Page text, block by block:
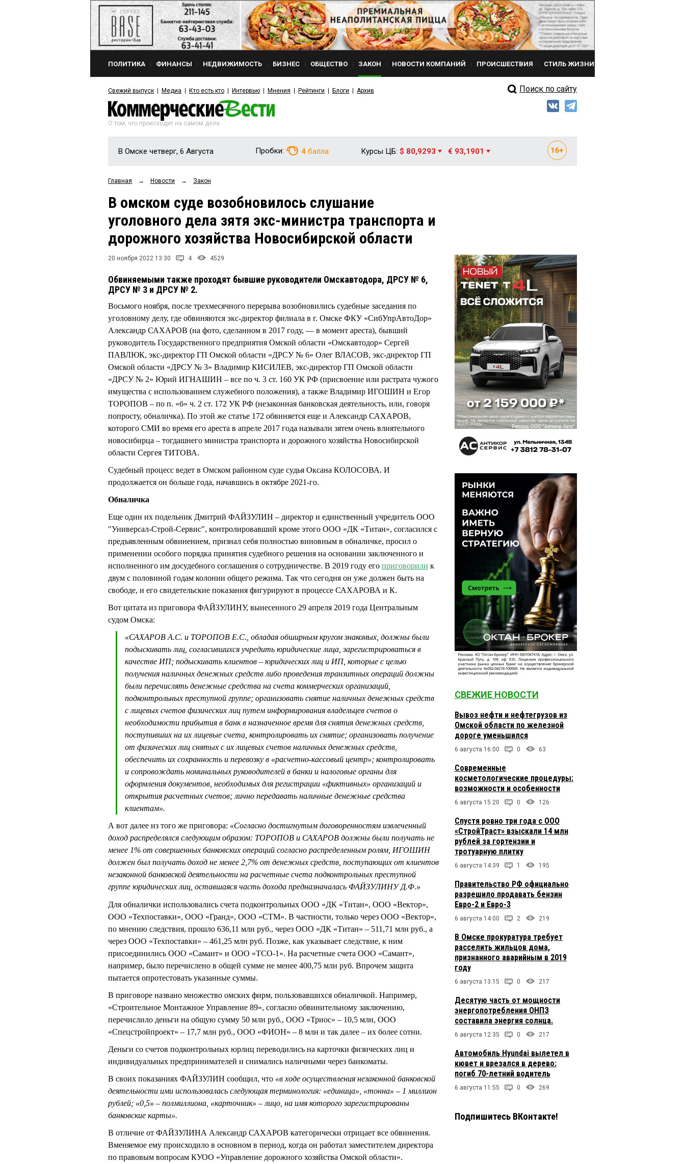
ПОЛИТИКА ФИНАНСЫ НЕДВИЖИМОСТЬ БИЗНЕС ОБЩЕСТВО ЗАКОН НОВОСТИ КОМПАНИЙ ПРОИСШЕСТВИЯ СТИЛЬ ЖИЗНИ
Свежий выпуск Медиа Кто есть кто Интервью Мнения Рейтинги Блоги Архив Поиск по сайту
О том, что происходит на самом деле
В Омске четверг, 6 Августа Пробки: 4 балла Курсы ЦБ: $ 80,9293 € 93,1901
Главная → Новости → Закон
В омском суде возобновилось слушание
уголовного дела зятя экс-министра транспорта и
дорожного хозяйства Новосибирской области
20 ноября 2022 13:30 4 4529
Обвиняемыми также проходят бывшие руководители Омскавтодора, ДРСУ № 6,
ДРСУ № 3 и ДРСУ № 2.
Восьмого ноября, после трехмесячного перерыва возобновились судебные заседания по
уголовному делу, где обвиняются экс-директор филиала в г. Омске ФКУ «СибУпрАвтоДор»
Александр САХАРОВ (на фото, сделанном в 2017 году, — в момент ареста), бывший
руководитель Государственного предприятия Омской области «Омскавтодор» Сергей
ПАВЛЮК, экс-директор ГП Омской области «ДРСУ № 6» Олег ВЛАСОВ, экс-директор ГП
Омской области «ДРСУ № 3» Владимир КИСИЛЕВ, экс-директор ГП Омской области
«ДРСУ № 2» Юрий ИГНАШИН – все по ч. 3 ст. 160 УК РФ (присвоение или растрата чужого
имущества с использованием служебного положения), а также Владимир ИГОШИН и Егор
ТОРОПОВ – по п. «б» ч. 2 ст. 172 УК РФ (незаконная банковская деятельность, или, говоря
попросту, обналичка). По этой же статье 172 обвиняется еще и Александр САХАРОВ,
которого СМИ во время его ареста в апреле 2017 года называли зятем очень влиятельного
новосибирца – тогдашнего министра транспорта и дорожного хозяйства Новосибирской
области Сергея ТИТОВА.
Судебный процесс ведет в Омском районном суде судья Оксана КОЛОСОВА. И
продолжается он больше года, начавшись в октябре 2021-го.
Обналичка
Еще один их подельник Дмитрий ФАЙЗУЛИН – директор и единственный учредитель ООО
"Универсал-Строй-Сервис", контролировавший кроме этого ООО «ДК «Титан», согласился с
предъявленным обвинением, признал себя полностью виновным в обналичке, просил о
применении особого порядка принятия судебного решения на основании заключенного и
исполненного им досудебного соглашения о сотрудничестве. В 2019 году его приговорили к
двум с половиной годам колонии общего режима. Так что сегодня он уже должен быть на
свободе, и его свидетельские показания фигурируют в процессе САХАРОВА и К.
Вот цитата из приговора ФАЙЗУЛИНУ, вынесенного 29 апреля 2019 года Центральным
судом Омска:
«САХАРОВ А.С. и ТОРОПОВ Е.С., обладая обширным кругом знакомых, должны были
подыскивать лиц, согласившихся учредить юридические лица, зарегистрироваться в
качестве ИП; подыскивать клиентов – юридических лиц и ИП, которые с целью
получения наличных денежных средств либо проведения транзитных операций должны
были перечислять денежные средства на счета коммерческих организаций,
подконтрольных преступной группе; организовать снятие наличных денежных средств
с лицевых счетов физических лиц путем информирования владельцев счетов о
необходимости прибытия в банк в назначенное время для снятия денежных средств,
поступивших на их лицевые счета, контролировать их снятие; организовать получение
от физических лиц снятых с их лицевых счетов наличных денежных средств,
обеспечить их сохранность и перевозку в «расчетно-кассовый центр»; контролировать
и сопровождать номинальных руководителей в банки и налоговые органы для
оформления документов, необходимых для регистрации «фиктивных» организаций и
открытия расчетных счетов; лично передавать наличные денежные средства
клиентам».
А вот далее из того же приговора: «Согласно достигнутым договоренностям извлеченный
доход распределялся следующим образом: ТОРОПОВ и САХАРОВ должны были получать не
менее 1% от совершенных банковских операций согласно распределенным ролям, ИГОШИН
должен был получать доход не менее 2,7% от денежных средств, поступающих от клиентов
незаконной банковской деятельности на расчетные счета подконтрольных преступной
группе юридических лиц, оставшаяся часть дохода предназначалась ФАЙЗУЛИНУ Д.Ф.»
Для обналички использовались счета подконтрольных ООО «ДК «Титан», ООО «Вектор»,
ООО «Техпоставки», ООО «Гранд», ООО «СТМ». В частности, только через ООО «Вектор»,
по мнению следствия, прошло 636,11 млн руб., через ООО «ДК «Титан» – 511,71 млн руб., а
через ООО «Техпоставки» – 461,25 млн руб. Позже, как указывает следствие, к ним
присоединились ООО «Самант» и ООО «ТСО-1». На расчетные счета ООО «Самант»,
например, было перечислено в общей сумме не менее 400,75 млн руб. Впрочем защита
пытается опротестовать указанные суммы.
В приговоре названо множество омских фирм, пользовавшихся обналичкой. Например,
«Строительное Монтажное Управление 89», согласно обвинительному заключению,
перечислило деньги на общую сумму 50 млн руб., ООО «Триос» – 10,5 млн, ООО
«Спецстройпроект» – 17,7 млн руб., ООО «ФИОН» – 8 млн и так далее – их более сотни.
Деньги со счетов подконтрольных юрлиц переводились на карточки физических лиц и
индивидуальных предпринимателей и снимались наличными через банкоматы.
В своих показаниях ФАЙЗУЛИН сообщил, что «в ходе осуществления незаконной банковской
деятельности ими использовалась следующая терминология: «единица», «тонна» – 1 миллион
рублей; «0,5» – полмиллиона, «карточник» – лицо, на имя которого зарегистрированы
банковские карты».
В отличие от ФАЙЗУЛИНА Александр САХАРОВ категорически отрицает все обвинения.
Вменяемое ему происходило в основном в период, когда он работал заместителем директора
по правовым вопросам КУОО «Управление дорожного хозяйства Омской области».
СВЕЖИЕ НОВОСТИ
Вывоз нефти и нефтегрузов из
Омской области по железной
дороге уменьшился
6 августа 16:00 0 63
Современные
косметологические процедуры:
возможности и особенности
6 августа 15:20 0 126
Спустя ровно три года с ООО
«СтройТраст» взыскали 14 млн
рублей за гортензии и
тротуарную плитку
6 августа 14:39 1 195
Правительство РФ официально
разрешило продавать бензин
Евро-2 и Евро-3
6 августа 14:00 2 219
В Омске прокуратура требует
расселить жильцов дома,
признанного аварийным в 2019
году
6 августа 13:15 0 217
Десятую часть от мощности
энергопотребления ОНПЗ
составила энергия солнца.
6 августа 12:35 0 217
Автомобиль Hyundai вылетел в
кювет и врезался в дерево:
погиб 70-летний водитель
6 августа 11:55 0 269
Подпишитесь ВКонтакте!